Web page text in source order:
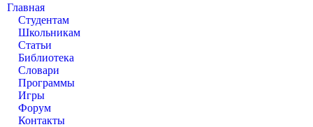
Главная
Студентам
Школьникам
Статьи
Библиотека
Словари
Программы
Игры
Форум
Контакты